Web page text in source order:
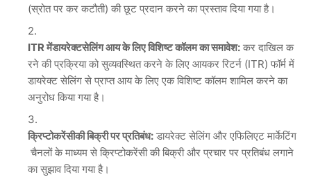
(स्रोत पर कर कटौती) की छूट प्रदान करने का प्रस्ताव दिया गया है।
ITRमेंडायरेक्टसेलिंगआयकेलिएविशिष्टकॉलमकासमावेश: कर दाखिल क
रने की प्रक्रिया को सुव्यवस्थित करने के लिए आयकर रिटर्न (ITR) फॉर्म में
डायरेक्ट सेलिंग से प्राप्त आय के लिए एक विशिष्ट कॉलम शामिल करने का
अनुरोध किया गया है।
क्रिप्टोकरेंसीकीबिक्रीपरप्रतिबंध: डायरेक्ट सेलिंग और एफिलिएट मार्केटिंग
चैनलों के माध्यम से क्रिप्टोकरेंसी की बिक्री और प्रचार पर प्रतिबंध लगाने
का सुझाव दिया गया है।